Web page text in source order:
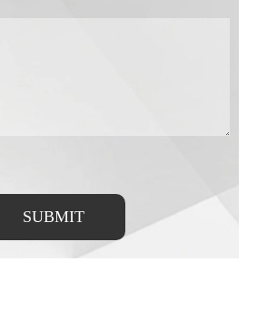
SUBMIT